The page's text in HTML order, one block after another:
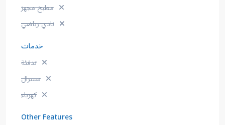
مطبخ مجهز
نادي رياضي
خدمات
تدفئة
سنترال
كهرباء
Other Features